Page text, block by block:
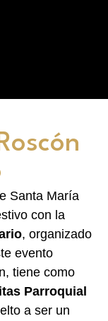
Santa María
con la
, organizado
evento
tiene como
Parroquial
a ser un